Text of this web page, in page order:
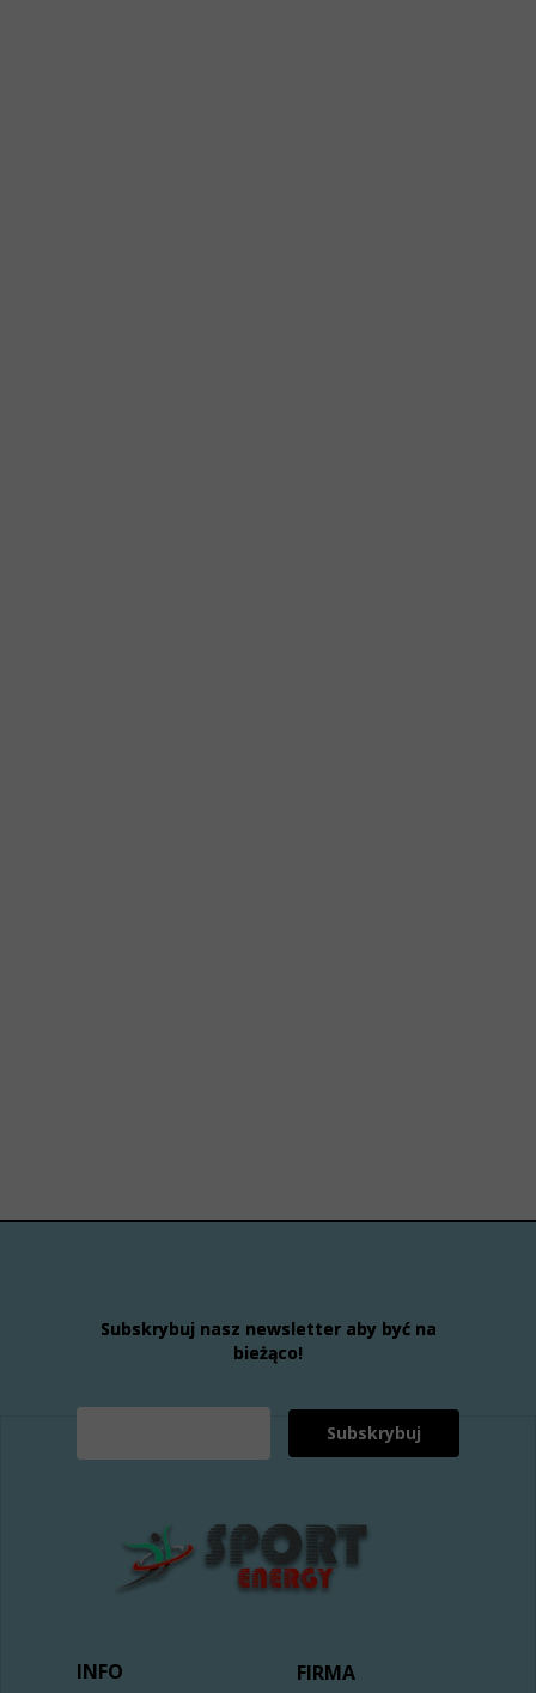
FIRMA
Subskrybuj nasz newsletter aby być na
bieżąco!
Subskrybuj
INFO